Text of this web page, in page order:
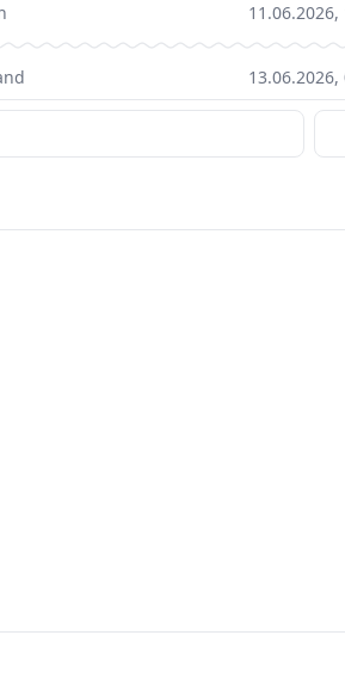
11.06.2026,
13.06.2026,